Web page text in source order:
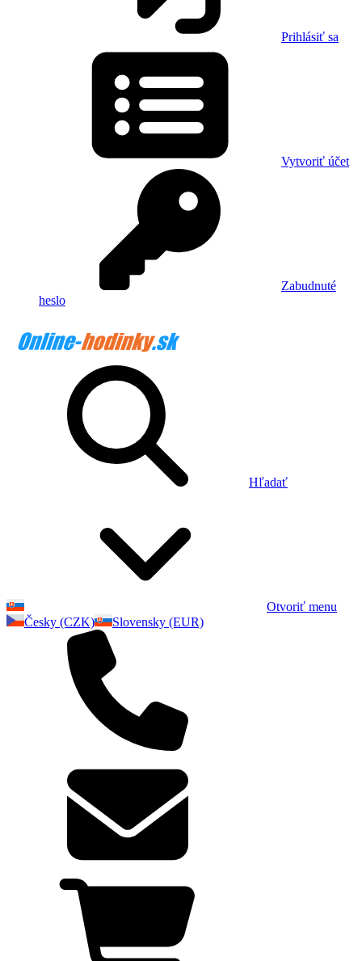
Prihlásiť sa
Vytvoriť účet
Zabudnuté
heslo
Hľadať
Otvoriť menu
Česky (CZK)
Slovensky (EUR)